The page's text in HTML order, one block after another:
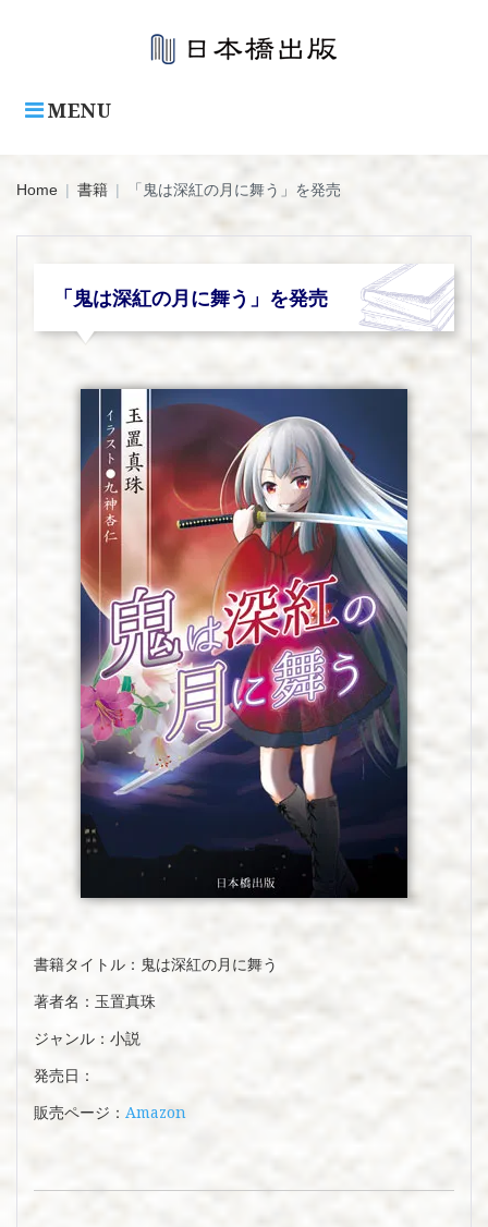
MENU
Home | 書籍 | 「鬼は深紅の月に舞う」を発売
「鬼は深紅の月に舞う」を発売
書籍タイトル：鬼は深紅の月に舞う
著者名：玉置真珠
ジャンル：小説
発売日：
販売ページ： Amazon